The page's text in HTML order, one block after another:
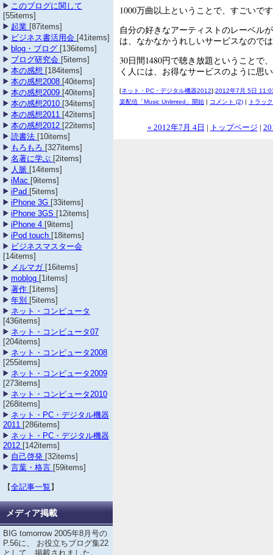
このブログに関して
[55items]
起業 [87items]
ビジネス書活用会 [41items]
blog・ブログ [136items]
ブログ研究会 [5items]
本の感想 [184items]
本の感想2008 [40items]
本の感想2009 [40items]
本の感想2010 [34items]
本の感想2011 [42items]
本の感想2012 [22items]
読書法 [10items]
もろもろ [327items]
名著に学ぶ [2items]
人脈 [14items]
iMac [9items]
iPad [5items]
iPhone 3G [33items]
iPhone 3GS [12items]
iPhone 4 [9items]
iPod touch [18items]
ビジネスマスター会
[14items]
メルマガ [16items]
moblog [1items]
著作 [1items]
年別 [5items]
ネット・コンピュータ
[436items]
ネット・コンピュータ07
[204items]
ネット・コンピュータ2008
[255items]
ネット・コンピュータ2009
[273items]
ネット・コンピュータ2010
[268items]
ネット・PC・デジタル機器
2011 [286items]
ネット・PC・デジタル機器
2012 [142items]
自己啓発 [32items]
言葉・格言 [59items]
【全記事一覧 】
メディア掲載
BIG tomorrow 2005年8月号の
P.56に、 お役立ちブログ集22
として、掲載されました。
1000万曲以上ということで、すごいで
自分の好きなアーティストのレーベル
は、なかなかうれしいサービスなので
30日間1480円で聴き放題ということで
く人には、お得なサービスのように思
[ネット・PC・デジタル機器2012]:2012年7月 5日
楽配信「Music Unlimted」開始 | コメント (2) | トラッ
« 2012年7月 4日 トップページ